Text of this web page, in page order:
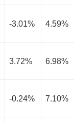
-3.01% 4.59%
3.72% 6.98%
-0.24% 7.10%